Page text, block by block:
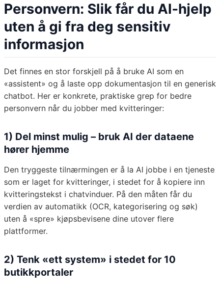
Personvern: Slik får du AI-hjelp
uten å gi fra deg sensitiv
informasjon
Det finnes en stor forskjell på å bruke AI som en
«assistent» og å laste opp dokumentasjon til en generisk
chatbot. Her er konkrete, praktiske grep for bedre
personvern når du jobber med kvitteringer:
1) Del minst mulig – bruk AI der dataene
hører hjemme
Den tryggeste tilnærmingen er å la AI jobbe i en tjeneste
som er laget for kvitteringer, i stedet for å kopiere inn
kvitteringstekst i chatvinduer. På den måten får du
verdien av automatikk (OCR, kategorisering og søk)
uten å «spre» kjøpsbevisene dine utover flere
plattformer.
2) Tenk «ett system» i stedet for 10
butikkportaler